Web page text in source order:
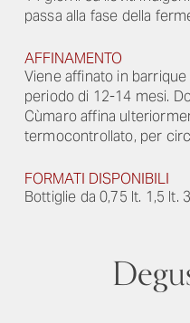
passa alla fase della
AFFINAMENTO
Viene affinato in
periodo di 12-14 mesi.
Cùmaro affina
termocontrollato, per
FORMATI DISPONIBILI
Bottiglie da 0,75 lt. 1,5 lt.